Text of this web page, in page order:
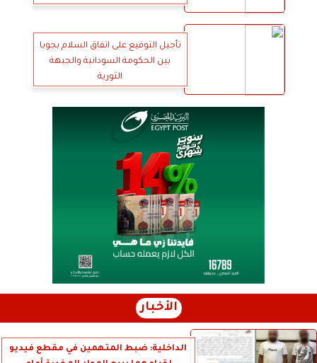
تأجيل التوقيع على اتفاق السلام بجوبا
بين الحكومة السودانية والجبهة
الثورية
الأخبار
الداخلية: ضبط المتهمين في مقطع فيديو